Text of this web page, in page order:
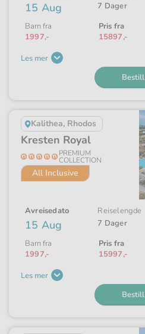
15 Aug
7 Dager
Barn fra
1997,-
Pris fra
15897,-
Les mer
Bestill
Kalithea, Rhodos
Kresten Royal
PREMIUM
COLLECTION
All Inclusive
Avreisedato
15 Aug
Reiselengde
7 Dager
Barn fra
1997,-
Pris fra
15997,-
Les mer
Bestill